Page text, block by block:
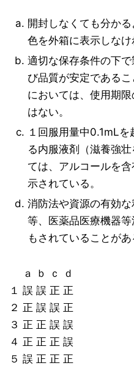
開封しなくても分か
色を外箱に表示しなけ
適切な保存条件の下
び品質が安定である
においては、使用期
はない。
１回服用量中0.1mL
る内服液剤（滋養強
ては、アルコールを
示されている。
消防法や資源の有効
等、医薬品医療機器
もされていることがあ
ａ ｂ ｃ ｄ
１ 誤 誤 正 正
２ 正 誤 誤 正
３ 正 正 誤 誤
４ 正 正 正 誤
５ 誤 正 正 正